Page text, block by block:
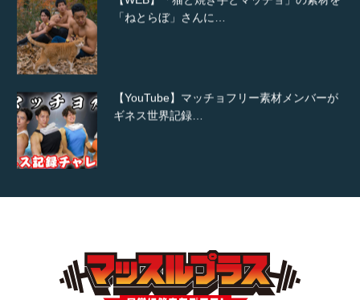
「ねとらぼ」さんに…
【YouTube】マッチョフリー素材メンバーが
ギネス世界記録…
【TV】TBS番組「ひるおび」にてマッスルプ
TOKYO FMラジオ番組「ONE MORNING」